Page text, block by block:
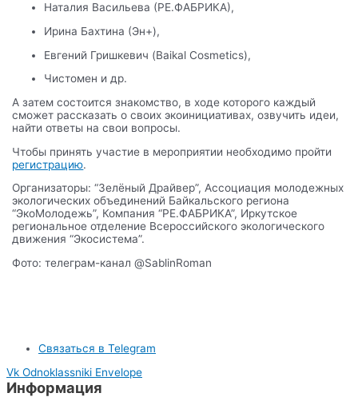
Наталия Васильева (РЕ.ФАБРИКА),
Ирина Бахтина (Эн+),
Евгений Гришкевич (Baikal Cosmetics),
Чистомен и др.
А затем состоится знакомство, в ходе которого каждый
сможет рассказать о своих экоинициативах, озвучить идеи,
найти ответы на свои вопросы.
Чтобы принять участие в мероприятии необходимо пройти
регистрацию.
Организаторы: “Зелёный Драйвер”, Ассоциация молодежных
экологических объединений Байкальского региона
“ЭкоМолодежь”, Компания “РЕ.ФАБРИКА”, Иркутское
региональное отделение Всероссийского экологического
движения “Экосистема”.
Фото: телеграм-канал @‌SablinRoman
Связаться в Telegram
Vk Odnoklassniki Envelope
Информация